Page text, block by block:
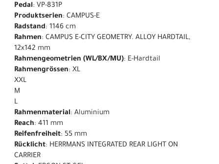
Pedal: VP-831P
Produktserien: CAMPUS-E
Radstand: 1146 cm
Rahmen: CAMPUS E-CITY GEOMETRY. ALLOY HARDTAIL,
12x142 mm
Rahmengeometrien (WL/BX/MU): E-Hardtail
Rahmengrössen: XL
XXL
M
L
Rahmenmaterial: Aluminium
Reach: 411 mm
Reifenfreiheit: 55 mm
Rücklicht: HERRMANS INTEGRATED REAR LIGHT ON
CARRIER